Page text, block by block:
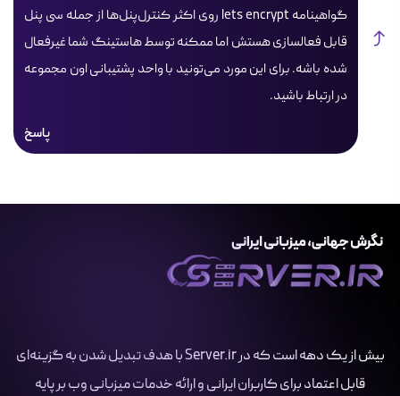
گواهینامه lets encrypt روی اکثر کنترل‌پنل‌ها از جمله سی ‌پنل
قابل فعالسازی هستش اما ممکنه توسط هاستینگ شما غیرفعال
شده باشه. برای این مورد می‌تونید با واحد پشتیبانی اون مجموعه
در ارتباط باشید.
پاسخ
بیش از یک دهه است که در Server.ir با هدف تبدیل شدن به گزینه‌ای
قابل اعتماد برای کاربران ایرانی و ارائه خدمات میزبانی وب بر پایه